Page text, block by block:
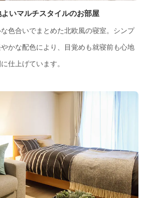
いマルチスタイルのお部屋
色合いでまとめた北欧風の寝室。シンプ
かな配色により、目覚めも就寝前も心地
仕上げています。